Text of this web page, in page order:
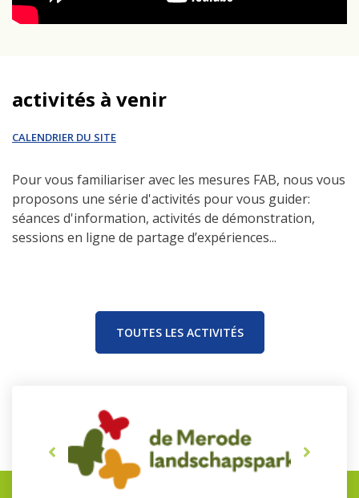
activités à venir
CALENDRIER DU SITE
Pour vous familiariser avec les mesures FAB, nous vous
proposons une série d'activités pour vous guider:
séances d'information, activités de démonstration,
sessions en ligne de partage d’expériences...
TOUTES LES ACTIVITÉS